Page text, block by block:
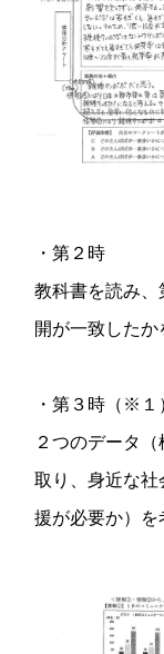
・第２時
教科書を読み
開が一致したか
・第３時（※１
２つのデータ
取り、身近な
援が必要か）を